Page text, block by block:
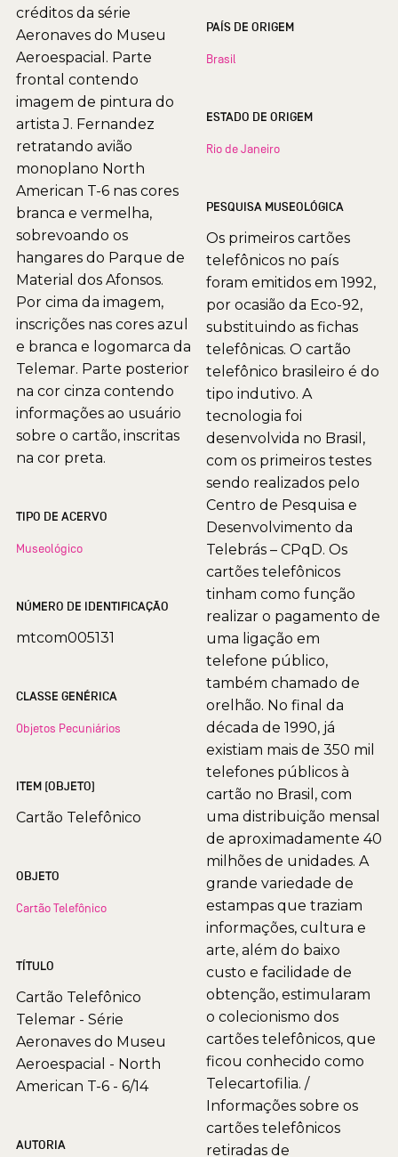
créditos da série
Aeronaves do Museu
Aeroespacial. Parte
frontal contendo
imagem de pintura do
artista J. Fernandez
retratando avião
monoplano North
American T-6 nas cores
branca e vermelha,
sobrevoando os
hangares do Parque de
Material dos Afonsos.
Por cima da imagem,
inscrições nas cores azul
e branca e logomarca da
Telemar. Parte posterior
na cor cinza contendo
informações ao usuário
sobre o cartão, inscritas
na cor preta.
TIPO DE ACERVO
Museológico
NÚMERO DE IDENTIFICAÇÃO
mtcom005131
CLASSE GENÉRICA
Objetos Pecuniários
ITEM (OBJETO)
Cartão Telefônico
OBJETO
Cartão Telefônico
TÍTULO
Cartão Telefônico
Telemar - Série
Aeronaves do Museu
Aeroespacial - North
American T-6 - 6/14
AUTORIA
PAÍS DE ORIGEM
Brasil
ESTADO DE ORIGEM
Rio de Janeiro
PESQUISA MUSEOLÓGICA
Os primeiros cartões
telefônicos no país
foram emitidos em 1992,
por ocasião da Eco-92,
substituindo as fichas
telefônicas. O cartão
telefônico brasileiro é do
tipo indutivo. A
tecnologia foi
desenvolvida no Brasil,
com os primeiros testes
sendo realizados pelo
Centro de Pesquisa e
Desenvolvimento da
Telebrás – CPqD. Os
cartões telefônicos
tinham como função
realizar o pagamento de
uma ligação em
telefone público,
também chamado de
orelhão. No final da
década de 1990, já
existiam mais de 350 mil
telefones públicos à
cartão no Brasil, com
uma distribuição mensal
de aproximadamente 40
milhões de unidades. A
grande variedade de
estampas que traziam
informações, cultura e
arte, além do baixo
custo e facilidade de
obtenção, estimularam
o colecionismo dos
cartões telefônicos, que
ficou conhecido como
Telecartofilia. /
Informações sobre os
cartões telefônicos
retiradas de